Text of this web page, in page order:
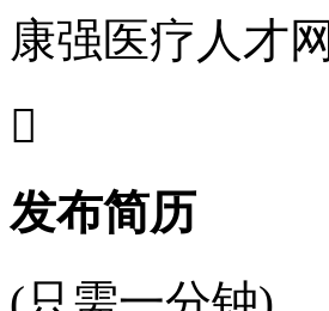
康强医疗人才网

发布简历